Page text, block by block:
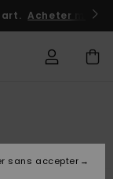
Acheter
sans accepter